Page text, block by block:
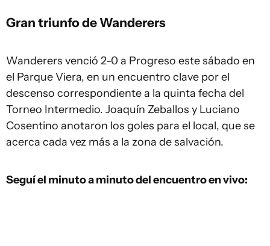
Gran triunfo de Wanderers
Wanderers venció 2-0 a Progreso este sábado en
el Parque Viera, en un encuentro clave por el
descenso correspondiente a la quinta fecha del
Torneo Intermedio. Joaquín Zeballos y Luciano
Cosentino anotaron los goles para el local, que se
acerca cada vez más a la zona de salvación.
Seguí el minuto a minuto del encuentro en vivo: